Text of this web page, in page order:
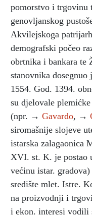
pomorstvo i trgovinu
genovljanskog
Akvilejskoga
demografski počeo
obrtnika i bankara te
stanovnika
1554. God. 1394.
su djelovale
(npr. → Gavardo, →
siromašnije slojeve
istarska zalagaonica
XVI. st. K. je postao
većinu istar.
središte mlet. Istre.
na proizvodnji i
i ekon. interesi vodili